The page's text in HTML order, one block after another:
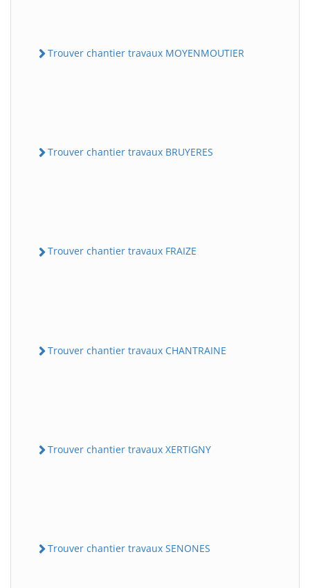
Trouver chantier travaux MOYENMOUTIER
Trouver chantier travaux BRUYERES
Trouver chantier travaux FRAIZE
Trouver chantier travaux CHANTRAINE
Trouver chantier travaux XERTIGNY
Trouver chantier travaux SENONES